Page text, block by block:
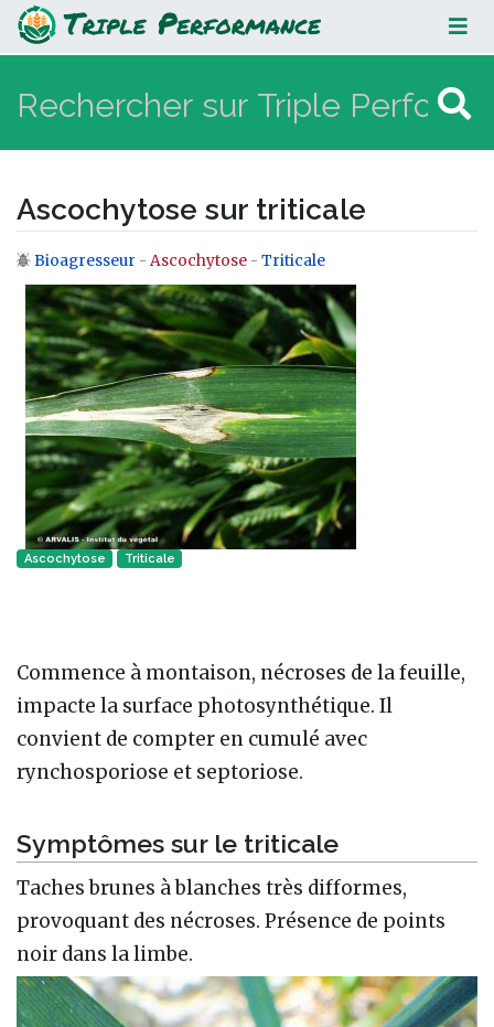
Ascochytose sur triticale
Ascochytose sur triticale
Aller à :navigation,rechercher
Bioagresseur - Ascochytose - Triticale
Ascochytose Triticale
Commence à montaison, nécroses de la feuille,
impacte la surface photosynthétique. Il
convient de compter en cumulé avec
rynchosporiose et septoriose.
Symptômes sur le triticale
Taches brunes à blanches très difformes,
provoquant des nécroses. Présence de points
noir dans la limbe.